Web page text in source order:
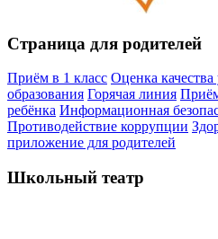
Страница для родителей
Приём в 1 класс Оценка
образования Горячая линия
ребёнка Информационная
Противодействие коррупции
приложение для родителей
Школьный театр